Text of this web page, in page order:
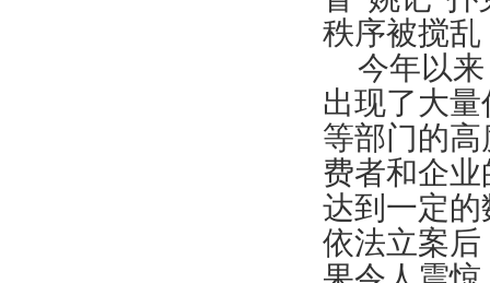
秩序被搅乱
今年以
出现了大
等部门的
费者和企
达到一定
依法立案